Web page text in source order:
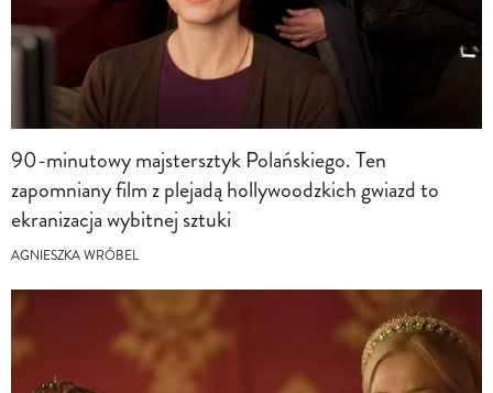
90-minutowy majstersztyk Polańskiego. Ten
zapomniany film z plejadą hollywoodzkich gwiazd to
ekranizacja wybitnej sztuki
AGNIESZKA WRÓBEL